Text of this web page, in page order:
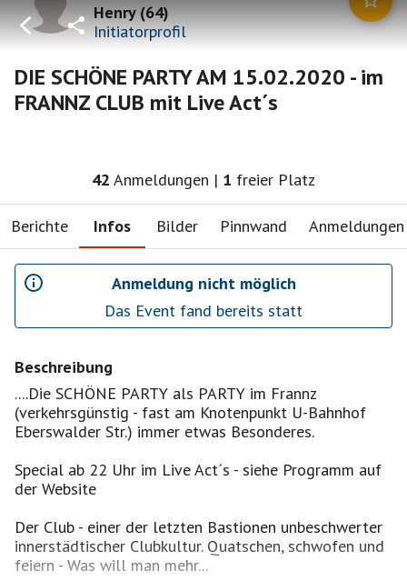
Henry(64)
Initiatorprofil
DIE SCHÖNE PARTY AM 15.02.2020 - im
FRANNZ CLUB mit Live Act´s
42 Anmeldungen | 1 freier Platz
Berichte Infos Bilder Pinnwand Anmeldungen
Anmeldung nicht möglich
Das Event fand bereits statt
Beschreibung
....Die SCHÖNE PARTY als PARTY im Frannz
(verkehrsgünstig - fast am Knotenpunkt U-Bahnhof
Eberswalder Str.) immer etwas Besonderes.
Special ab 22 Uhr im Live Act´s - siehe Programm auf
der Website
Der Club - einer der letzten Bastionen unbeschwerter
innerstädtischer Clubkultur. Quatschen, schwofen und
feiern - Was will man mehr...